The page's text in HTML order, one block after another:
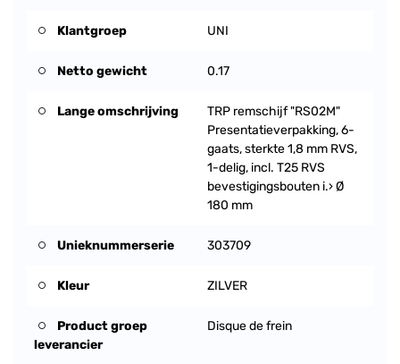
Klantgroep UNI
Netto gewicht 0.17
Lange omschrijving
TRP remschijf "RS02M"
Presentatieverpakking, 6-
gaats, sterkte 1,8 mm RVS,
1-delig, incl. T25 RVS
bevestigingsbouten i.› Ø
180 mm
Unieknummerserie 303709
Kleur ZILVER
Product groep
leverancier
Disque de frein